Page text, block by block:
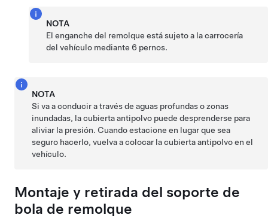
NOTA
El enganche del remolque está sujeto a la carrocería
del vehículo mediante 6 pernos.
NOTA
Si va a conducir a través de aguas profundas o zonas
inundadas, la cubierta antipolvo puede desprenderse para
aliviar la presión. Cuando estacione en lugar que sea
seguro hacerlo, vuelva a colocar la cubierta antipolvo en el
vehículo.
Montaje y retirada del soporte de
bola de remolque